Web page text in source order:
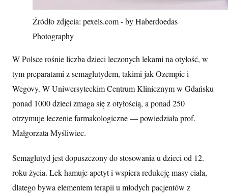
Źródło zdjęcia: pexels.com - by Haberdoedas
Photography
W Polsce rośnie liczba dzieci leczonych lekami na otyłość, w
tym preparatami z semaglutydem, takimi jak Ozempic i
Wegovy. W Uniwersyteckim Centrum Klinicznym w Gdańsku
ponad 1000 dzieci zmaga się z otyłością, a ponad 250
otrzymuje leczenie farmakologiczne — powiedziała prof.
Małgorzata Myśliwiec.
Semaglutyd jest dopuszczony do stosowania u dzieci od 12.
roku życia. Lek hamuje apetyt i wspiera redukcję masy ciała,
dlatego bywa elementem terapii u młodych pacjentów z